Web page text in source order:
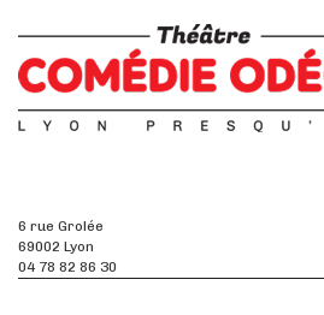
6 rue Grolée
69002 Lyon
04 78 82 86 30